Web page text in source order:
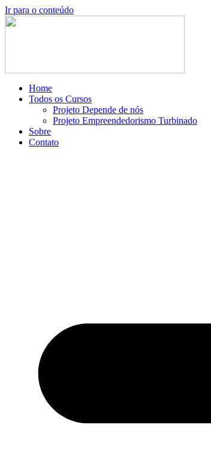
Ir para o conteúdo
Home
Todos os Cursos
Projeto Depende de nós
Projeto Empreendedorismo Turbinado
Sobre
Contato